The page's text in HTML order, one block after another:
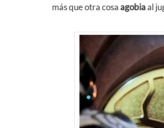
más que otra cosa agobiaal